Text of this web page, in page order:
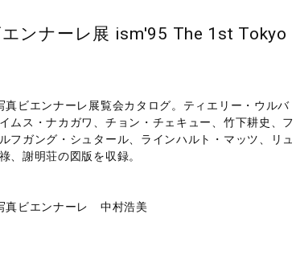
ンナーレ展 ism'95 The 1st Tokyo
ビエンナーレ展覧会カタログ。ティエリー・ウルバ
ムス・ナカガワ、チョン・チェキュー、竹下耕史、フ
フガング・シュタール、ラインハルト・マッツ、リュ
、謝明荘の図版を収録。
真ビエンナーレ 中村浩美